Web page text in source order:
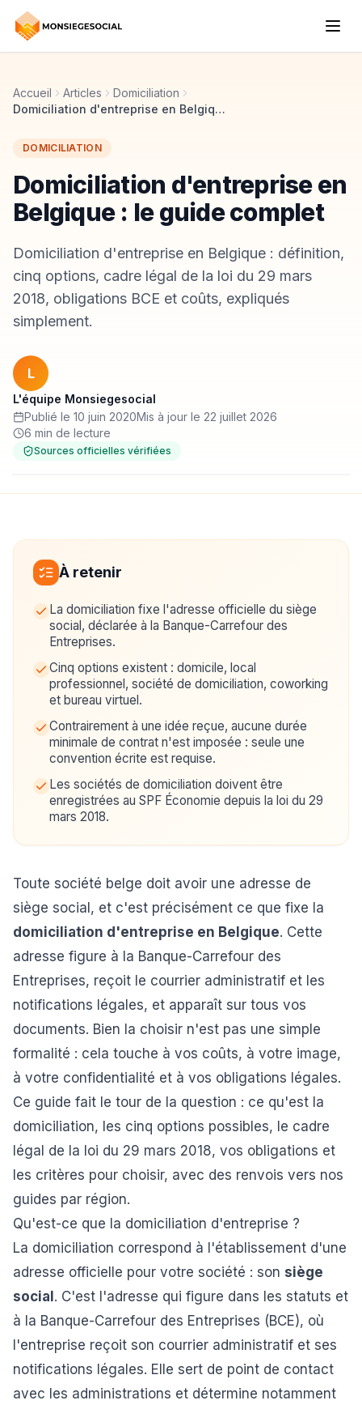
Accueil Articles
Domiciliation
Domiciliation d'entreprise en Belgique : le guide complet
DOMICILIATION
Domiciliation d'entreprise en
Belgique : le guide complet
Domiciliation d'entreprise en Belgique : définition,
cinq options, cadre légal de la loi du 29 mars
2018, obligations BCE et coûts, expliqués
simplement.
L
L'équipe Monsiegesocial
Publié le 10 juin 2020Mis à jour le 22 juillet 2026
6 min de lecture
Sources officielles vérifiées
À retenir
La domiciliation fixe l'adresse officielle du siège
social, déclarée à la Banque-Carrefour des
Entreprises.
Cinq options existent : domicile, local
professionnel, société de domiciliation, coworking
et bureau virtuel.
Contrairement à une idée reçue, aucune durée
minimale de contrat n'est imposée : seule une
convention écrite est requise.
Les sociétés de domiciliation doivent être
enregistrées au SPF Économie depuis la loi du 29
mars 2018.
Toute société belge doit avoir une adresse de
siège social, et c'est précisément ce que fixe la
domiciliation d'entreprise en Belgique. Cette
adresse figure à la Banque-Carrefour des
Entreprises, reçoit le courrier administratif et les
notifications légales, et apparaît sur tous vos
documents. Bien la choisir n'est pas une simple
formalité : cela touche à vos coûts, à votre image,
à votre confidentialité et à vos obligations légales.
Ce guide fait le tour de la question : ce qu'est la
domiciliation, les cinq options possibles, le cadre
légal de la loi du 29 mars 2018, vos obligations et
les critères pour choisir, avec des renvois vers nos
guides par région.
Qu'est-ce que la domiciliation d'entreprise ?
La domiciliation correspond à l'établissement d'une
adresse officielle pour votre société : son siège
social . C'est l'adresse qui figure dans les statuts et
à la Banque-Carrefour des Entreprises (BCE), où
l'entreprise reçoit son courrier administratif et ses
notifications légales. Elle sert de point de contact
avec les administrations et détermine notamment